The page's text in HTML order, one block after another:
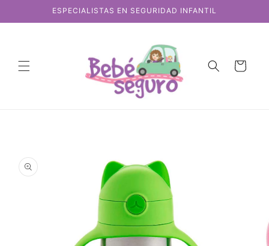
directamente
al contenido
ESPECIALISTAS EN SEGURIDAD INFANTIL
Carrito
del producto